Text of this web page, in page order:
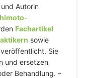
Autorin
Fachartikel
sowie
Sie
und ersetzen
Behandlung. –